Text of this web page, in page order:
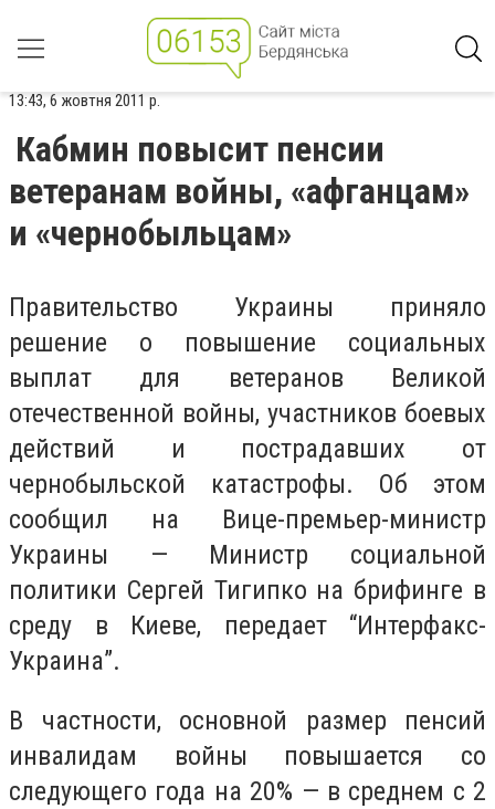
13:43, 6 жовтня 2011 р.
Кабмин повысит пенсии
ветеранам войны, «афганцам»
и «чернобыльцам»
Правительство Украины приняло
решение о повышение социальных
выплат для ветеранов Великой
отечественной войны, участников боевых
действий и пострадавших от
чернобыльской катастрофы. Об этом
сообщил на Вице-премьер-министр
Украины — Министр социальной
политики Сергей Тигипко на брифинге в
среду в Киеве, передает “Интерфакс-
Украина”.
В частности, основной размер пенсий
инвалидам войны повышается со
следующего года на 20% — в среднем с 2